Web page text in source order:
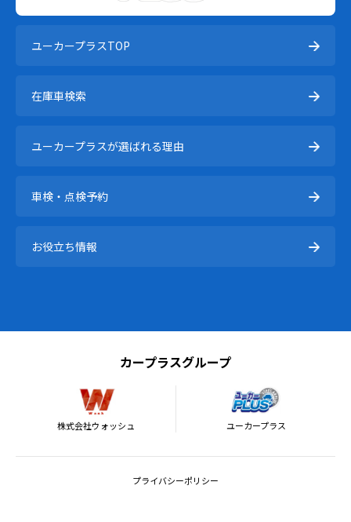
ユーカープラスTOP
在庫⾞検索
ユーカープラスが選ばれる理由
車検・点検予約
お役立ち情報
カープラスグループ
株式会社ウォッシュ ユーカープラス
プライバシーポリシー